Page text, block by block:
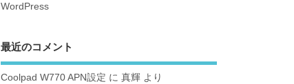
WordPress
最近のコメント
Coolpad W770 APN設定 に真輝 より